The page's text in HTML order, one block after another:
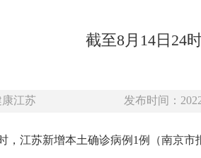
截至8月14日24
江苏 发布时间：
，江苏新增本土确诊病例1例（南京